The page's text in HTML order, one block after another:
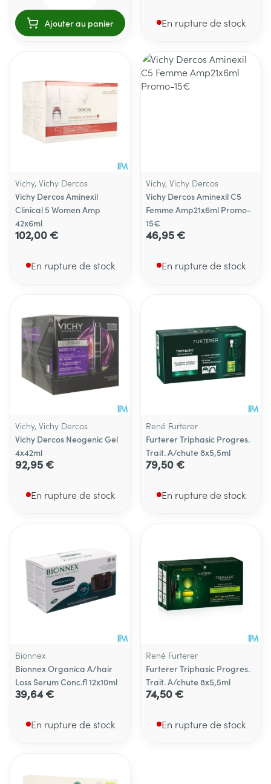
Ajouter au panier En rupture de stock
Vichy, Vichy Dercos
Vichy Dercos Aminexil
Clinical 5 Women Amp
42x6ml
102,00 €
En rupture de stock
Vichy, Vichy Dercos
Vichy Dercos Aminexil C5
Femme Amp21x6ml Promo-
15€
46,95 €
En rupture de stock
Vichy, Vichy Dercos
Vichy Dercos Neogenic Gel
4x42ml
92,95 €
En rupture de stock
René Furterer
Furterer Triphasic Progres.
Trait. A/chute 8x5,5ml
79,50 €
En rupture de stock
Bionnex
Bionnex Organica A/hair
Loss Serum Conc.fl 12x10ml
39,64 €
En rupture de stock
René Furterer
Furterer Triphasic Progres.
Trait. A/chute 8x5,5ml
74,50 €
En rupture de stock